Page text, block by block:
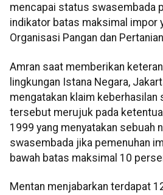
mencapai status swasembada
indikator batas maksimal impor
Organisasi Pangan dan
Amran saat memberikan
lingkungan Istana Negara,
mengatakan klaim keberhasilan
tersebut merujuk pada
1999 yang menyatakan sebuah
swasembada jika pemenuhan
bawah batas maksimal 10
Mentan menjabarkan terdapat